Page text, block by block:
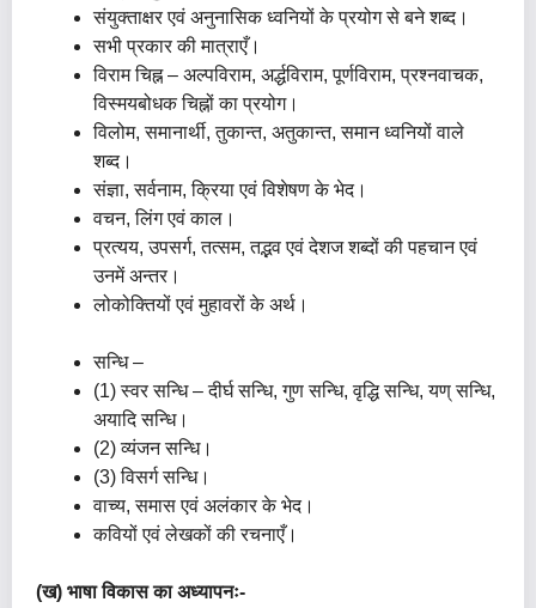
संयुक्ताक्षर एवं अनुनासिक ध्वनियों के प्रयोग से बने शब्द।
सभी प्रकार की मात्राएँ।
विराम चिह्न – अल्पविराम, अर्द्धविराम, पूर्णविराम, प्रश्नवाचक,
विस्मयबोधक चिह्नों का प्रयोग।
विलोम, समानार्थी, तुकान्त, अतुकान्त, समान ध्वनियों वाले
शब्द।
संज्ञा, सर्वनाम, क्रिया एवं विशेषण के भेद।
वचन, लिंग एवं काल।
प्रत्यय, उपसर्ग, तत्सम, तद्भव एवं देशज शब्दों की पहचान एवं
उनमें अन्तर।
लोकोक्तियों एवं मुहावरों के अर्थ।
सन्धि –
(1) स्वर सन्धि – दीर्घ सन्धि, गुण सन्धि, वृद्धि सन्धि, यण् सन्धि,
अयादि सन्धि।
(2) व्यंजन सन्धि।
(3) विसर्ग सन्धि।
वाच्य, समास एवं अलंकार के भेद।
कवियों एवं लेखकों की रचनाएँ।
(ख) भाषा विकास का अध्यापनः-